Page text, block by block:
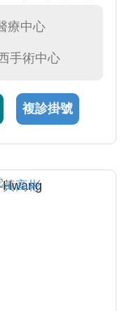
技的進步，特
另外，在微創
術
療中心
手術中心
複診掛號